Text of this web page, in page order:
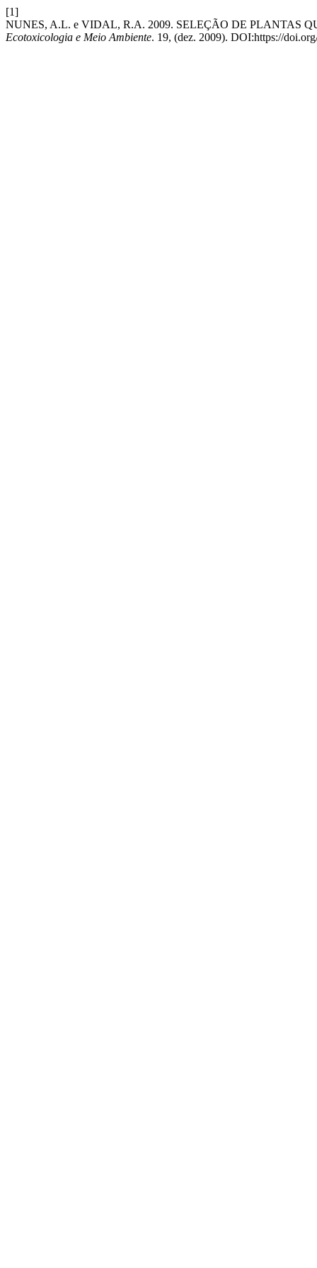
[1]
NUNES, A.L. e VIDAL, R.A. 2009. SELEÇÃO DE PLANTAS
Ecotoxicologia e Meio Ambiente. 19, (dez. 2009). DOI:https://